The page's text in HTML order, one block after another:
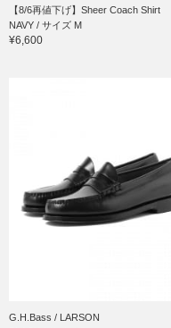
【8/6再値下げ】Sheer Coach Shirt
NAVY / サイズ M
¥6,600
G.H.Bass / LARSON